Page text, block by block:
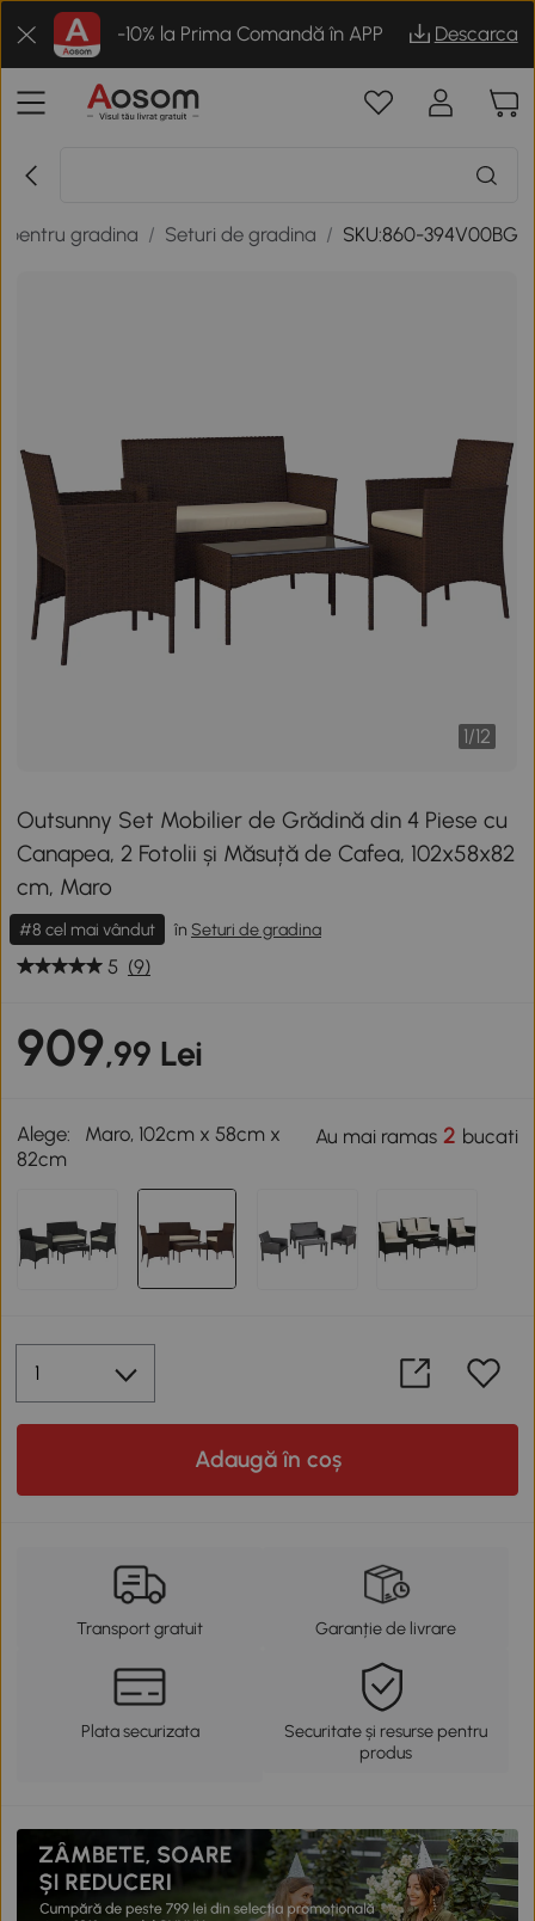
-10% la Prima Comandă în APP Descarca
pentru gradina / Seturi de gradina / SKU:860-394V00BG
1/12
Outsunny Set Mobilier de Grădină din 4 Piese cu
Canapea, 2 Fotolii și Măsuță de Cafea, 102x58x82
cm, Maro
#8 cel mai vândut în Seturi de gradina
5 (9)
909,99 Lei
Alege:
Maro, 102cm x 58cm x
82cm
Au mai ramas2 bucati
Adaugă în coș
Transport gratuit Garanție de livrare
Plata securizata
Securitate și resurse pentru
produs